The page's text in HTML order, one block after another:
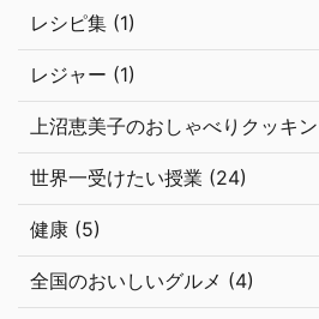
レシピ集 (1)
レジャー (1)
上沼恵美子のおしゃべりクッキ
世界一受けたい授業 (24)
健康 (5)
全国のおいしいグルメ (4)